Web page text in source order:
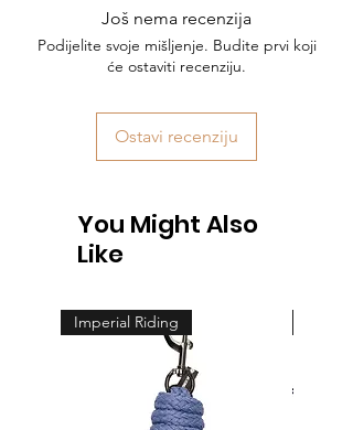
Još nema recenzija
Podijelite svoje mišljenje. Budite prvi koji
će ostaviti recenziju.
Ostavi recenziju
You Might Also
Like
Imperial Riding